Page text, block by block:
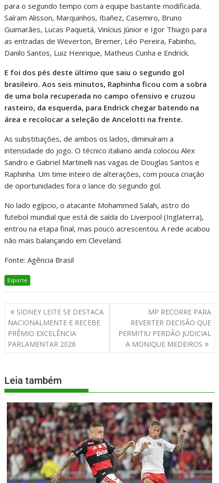
para o segundo tempo com a equipe bastante modificada.
Saíram Alisson, Marquinhos, Ibañez, Casemiro, Bruno
Guimarães, Lucas Paquetá, Vinícius Júnior e Igor Thiago para
as entradas de Weverton, Bremer, Léo Pereira, Fabinho,
Danilo Santos, Luiz Henrique, Matheus Cunha e Endrick.
E foi dos pés deste último que saiu o segundo gol
brasileiro. Aos seis minutos, Raphinha ficou com a sobra
de uma bola recuperada no campo ofensivo e cruzou
rasteiro, da esquerda, para Endrick chegar batendo na
área e recolocar a seleção de Ancelotti na frente.
As substituições, de ambos os lados, diminuíram a
intensidade do jogo. O técnico italiano ainda colocou Alex
Sandro e Gabriel Martinelli nas vagas de Douglas Santos e
Raphinha. Um time inteiro de alterações, com pouca criação
de oportunidades fora o lance do segundo gol.
No lado egípcio, o atacante Mohammed Salah, astro do
futebol mundial que está de saída do Liverpool (Inglaterra),
entrou na etapa final, mas pouco acrescentou. A rede acabou
não mais balançando em Cleveland.
Fonte: Agência Brasil
Esporte
SIDNEY LEITE SE DESTACA
NACIONALMENTE E RECEBE
PRÊMIO EXCELÊNCIA
PARLAMENTAR 2026
MP RECORRE PARA
REVERTER DECISÃO QUE
PERMITIU PERDÃO JUDICIAL
A MONIQUE MEDEIROS
Leia também